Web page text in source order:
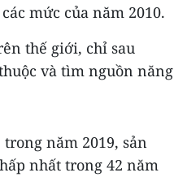
mức của năm 2010.
thế giới, chỉ sau
và tìm nguồn năng
năm 2019, sản
nhất trong 42 năm